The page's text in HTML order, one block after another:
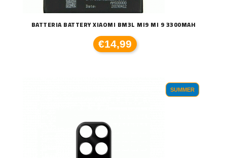
BATTERIA BATTERY XIAOMI BM3L MI9 MI 9 3300MAH
€14,99
SUMMER